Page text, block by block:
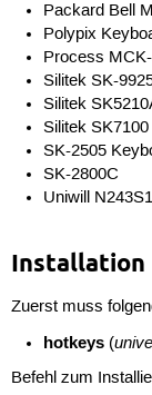
Packard Bell
Polypix
Process
Silitek SK-
Silitek
Silitek
SK-2505
SK-2800C
Uniwill N243S1
Installation
Zuerst muss
hotkeys (
Befehl zum